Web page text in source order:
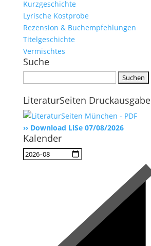
Kurzgeschichte
Lyrische Kostprobe
Rezension & Buchempfehlungen
Titelgeschichte
Vermischtes
Suche
LiteraturSeiten Druckausgabe
›› Download LiSe 07/08/2026
Kalender